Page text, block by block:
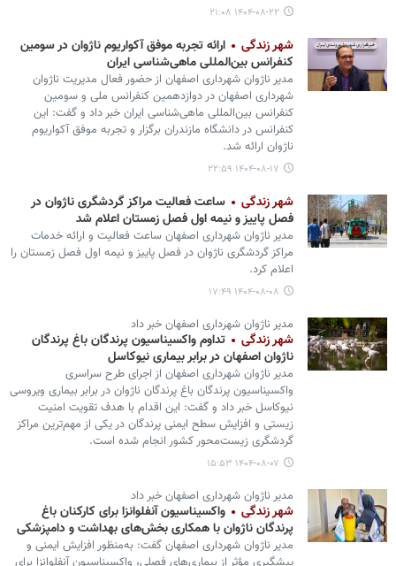
۱۴۰۴-۰۸-۲۲ ۲۱:۰۸
شهر زندگی
ارائه تجربه موفق آکواریوم ناژوان در سومین
کنفرانس بین‌المللی ماهی‌شناسی ایران
مدیر ناژوان شهرداری اصفهان از حضور فعال مدیریت ناژوان
شهرداری اصفهان در دوازدهمین کنفرانس ملی و سومین
کنفرانس بین‌المللی ماهی‌شناسی ایران خبر داد و گفت: این
کنفرانس در دانشگاه مازندران برگزار و تجربه موفق آکواریوم
ناژوان ارائه شد.
۱۴۰۴-۰۸-۱۷ ۲۲:۵۹
شهر زندگی
ساعت فعالیت مراکز گردشگری ناژوان در
فصل پاییز و نیمه اول فصل زمستان اعلام شد
مدیر ناژوان شهرداری اصفهان ساعت فعالیت و ارائه خدمات
مراکز گردشگری ناژوان در فصل پاییز و نیمه اول فصل زمستان را
اعلام کرد.
۱۴۰۴-۰۸-۰۸ ۱۷:۴۹
مدیر ناژوان شهرداری اصفهان خبر داد
شهر زندگی
تداوم واکسیناسیون پرندگان باغ پرندگان
ناژوان اصفهان در برابر بیماری نیوکاسل
مدیر ناژوان شهرداری اصفهان از اجرای طرح سراسری
واکسیناسیون پرندگان باغ پرندگان ناژوان در برابر بیماری ویروسی
نیوکاسل خبر داد و گفت: این اقدام با هدف تقویت امنیت
زیستی و افزایش سطح ایمنی پرندگان در یکی از مهم‌ترین مراکز
گردشگری زیست‌محور کشور انجام شده است.
۱۴۰۴-۰۸-۰۷ ۱۵:۵۳
مدیر ناژوان شهرداری اصفهان خبر داد
شهر زندگی
واکسیناسیون آنفلوانزا برای کارکنان باغ
پرندگان ناژوان با همکاری بخش‌های بهداشت و دامپزشکی
مدیر ناژوان شهرداری اصفهان گفت: به‌منظور افزایش ایمنی و
پیشگیری مؤثر از بیماری‌های فصلی، واکسیناسیون آنفلوانزا برای